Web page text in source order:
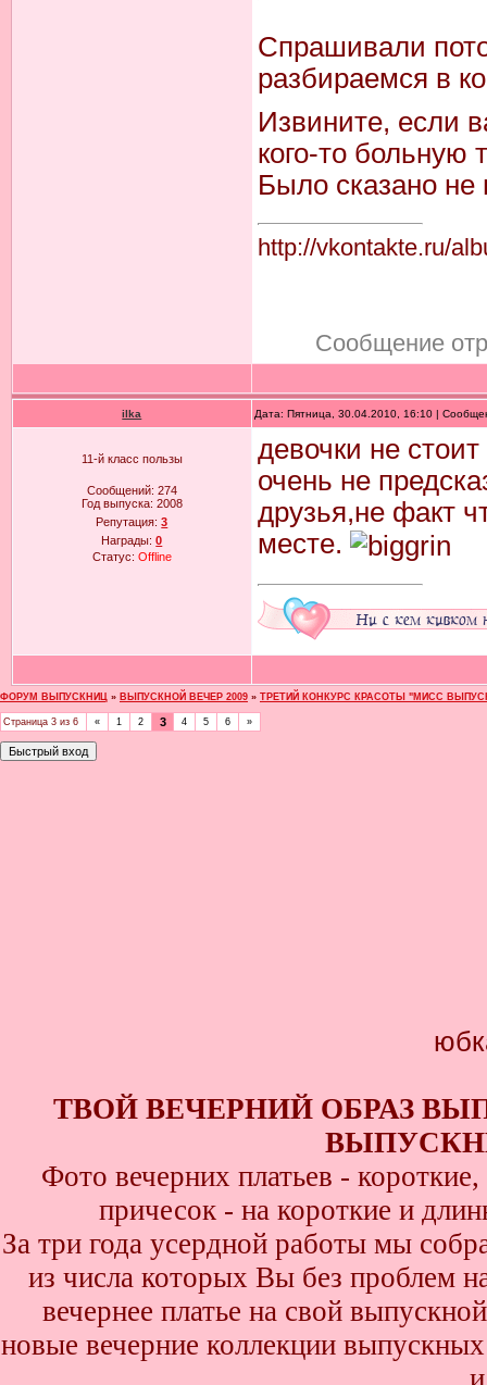
Спрашивали
разбираемся в
Извините, если
кого-то больную
Было сказано не
http://vkontakte.ru/
Сообщение
ilka Дата: Пятница, 30.04.2010, 16:10 |
11-й класс пользы
Сообщений: 274
Год выпуска: 2008
Репутация:3
Награды:0
Статус: Offline
девочки не
очень не
друзья,не факт
месте.
ФОРУМ ВЫПУСКНИЦ » ВЫПУСКНОЙ ВЕЧЕР 2009 » ТРЕТИЙ КОНКУРС КРАСОТЫ "МИСС
Страница 3 из 6 « 1 2 3 4 5 6 »
ТВОЙ ВЕЧЕРНИЙ ОБРАЗ
Фото вечерних платьев -
причесок - на короткие и
За три года усердной работы мы
из числа которых Вы без проблем
вечернее платье на свой
новые вечерние коллекции